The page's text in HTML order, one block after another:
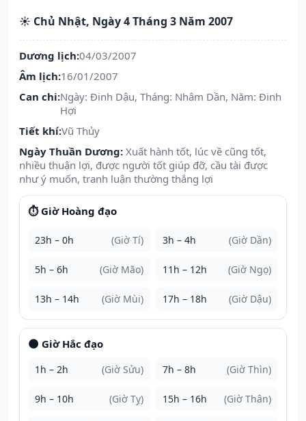
☀️ Chủ Nhật, Ngày 4 Tháng 3 Năm 2007
Dương lịch:04/03/2007
Âm lịch:16/01/2007
Can chi:Ngày: Đinh Dậu, Tháng: Nhâm Dần, Năm: Đinh
Hợi
Tiết khí:Vũ Thủy
Ngày Thuần Dương: Xuất hành tốt, lúc về cũng tốt,
nhiều thuận lợi, được người tốt giúp đỡ, cầu tài được
như ý muốn, tranh luận thường thắng lợi
⏱️ Giờ Hoàng đạo
23h – 0h (Giờ Tí) 3h – 4h (Giờ Dần)
5h – 6h (Giờ Mão) 11h – 12h (Giờ Ngọ)
13h – 14h (Giờ Mùi) 17h – 18h (Giờ Dậu)
🌑 Giờ Hắc đạo
1h – 2h (Giờ Sửu) 7h – 8h (Giờ Thìn)
9h – 10h (Giờ Tỵ) 15h – 16h (Giờ Thân)